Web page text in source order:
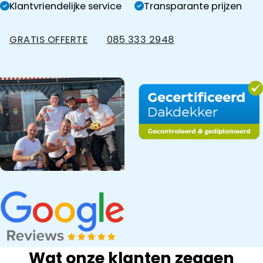
Klantvriendelijke service Transparante prijzen
GRATIS OFFERTE 085 333 2948
Wat onze klanten zeggen